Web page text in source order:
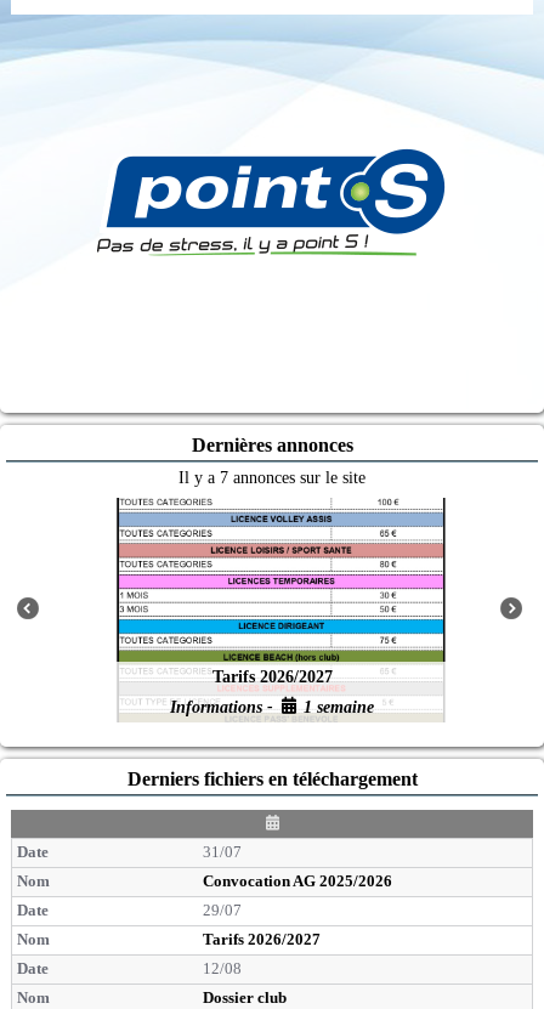
Dernières annonces
Il y a 7 annonces sur le site
Tarifs 2026/2027
Informations -
1 semaine
Derniers fichiers en téléchargement
D
a
e
31/07
Convocation AG 2025/2026
29/07
Tarifs 2026/2027
12/08
Dossier club